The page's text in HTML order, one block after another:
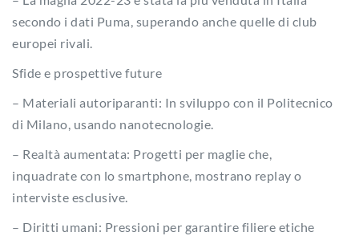
secondo i dati Puma, superando anche quelle di club
europei rivali.
Sfide e prospettive future
– Materiali autoriparanti: In sviluppo con il Politecnico
di Milano, usando nanotecnologie.
– Realtà aumentata: Progetti per maglie che,
inquadrate con lo smartphone, mostrano replay o
interviste esclusive.
– Diritti umani: Pressioni per garantire filiere etiche